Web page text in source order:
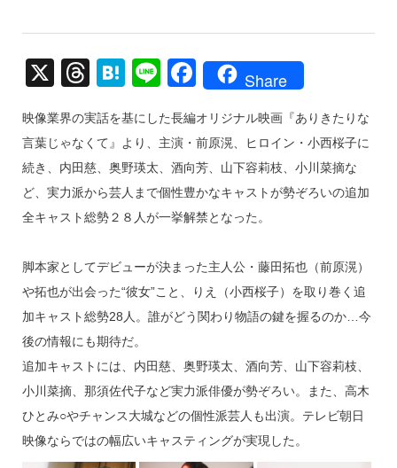
X
T
e
a
d
s
H
e
n
a
Li
e
F
c
e
b
o
k
Share
映像業界の実話を基にした長編オリジナル映画『ありきたりな
言葉じゃなくて』より、主演・前原滉、ヒロイン・小西桜子に
続き、内田慈、奥野瑛太、酒向芳、山下容莉枝、小川菜摘な
ど、実力派から芸人まで個性豊かなキャストが勢ぞろいの追加
全キャスト総勢２８人が一挙解禁となった。
脚本家としてデビューが決まった主人公・藤田拓也（前原滉）
や拓也が出会った“彼女”こと、りえ（小西桜子）を取り巻く追
加キャスト総勢28人。誰がどう関わり物語の鍵を握るのか…今
後の情報にも期待だ。
追加キャストには、内田慈、奥野瑛太、酒向芳、山下容莉枝、
小川菜摘、那須佐代子など実力派俳優が勢ぞろい。また、高木
ひとみ○やチャンス大城などの個性派芸人も出演。テレビ朝日
映像ならではの幅広いキャスティングが実現した。